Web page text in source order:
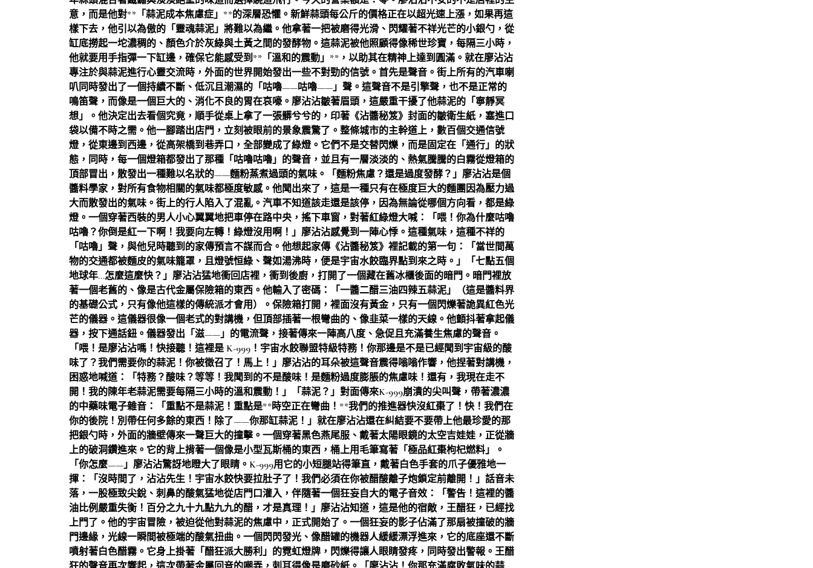
意，而是他對**「蒜泥成本焦慮症」**的深層恐懼。新鮮蒜頭每公斤的價格正在以超光速上漲，如果再這
樣下去，他引以為傲的「靈魂蒜泥」將難以為繼。他拿著一把被磨得光滑、閃耀著不祥光芒的小銀勺，從
缸底撈起一坨濃稠的、顏色介於灰綠與土黃之間的發酵物。這蒜泥被他照顧得像稀世珍寶，每隔三小時，
他就要用手指彈一下缸邊，確保它能感受到**「溫和的震動」**，以助其在精神上達到圓滿。就在廖沾沾
專注於與蒜泥進行心靈交流時，外面的世界開始發出一些不對勁的信號。首先是聲音。街上所有的汽車喇
叭同時發出了一個持續不斷、低沉且潮濕的「咕嚕——咕嚕——」聲。這聲音不是引擎聲，也不是正常的
鳴笛聲，而像是一個巨大的、消化不良的胃在哀嚎。廖沾沾皺著眉頭，這嚴重干擾了他蒜泥的「寧靜冥
想」。他決定出去看個究竟，順手從桌上拿了一張髒兮兮的，印著《沾醬秘笈》封面的皺衛生紙，塞進口
袋以備不時之需。他一腳踏出店門，立刻被眼前的景象震驚了。整條城市的主幹道上，數百個交通信號
燈，從東邊到西邊，從高架橋到巷弄口，全部變成了綠燈。它們不是交替閃爍，而是固定在「通行」的狀
態，同時，每一個燈箱都發出了那種「咕嚕咕嚕」的聲音，並且有一層淡淡的、熱氣騰騰的白霧從燈箱的
頂部冒出，散發出一種難以名狀的——麵粉蒸煮過頭的氣味。「麵粉焦慮？還是過度發酵？」廖沾沾是個
醬料學家，對所有食物相關的氣味都極度敏感。他聞出來了，這是一種只有在極度巨大的麵團因為壓力過
大而散發出的氣味。街上的行人陷入了混亂。汽車不知道該走還是該停，因為無論從哪個方向看，都是綠
燈。一個穿著西裝的男人小心翼翼地把車停在路中央，搖下車窗，對著紅綠燈大喊：「喂！你為什麼咕嚕
咕嚕？你倒是紅一下啊！我要向左轉！綠燈沒用啊！」廖沾沾感覺到一陣心悸。這種氣味，這種不祥的
「咕嚕」聲，與他兒時聽到的家傳預言不謀而合。他想起家傳《沾醬秘笈》裡記載的第一句：「當世間萬
物的交通都被麵皮的氣味籠罩，且燈號恒綠、聲如湯沸時，便是宇宙水餃臨界點到來之時。」「七點五個
地球年…怎麼這麼快？」廖沾沾猛地衝回店裡，衝到後廚，打開了一個藏在舊冰櫃後面的暗門。暗門裡放
著一個老舊的、像是古代金屬保險箱的東西。他輸入了密碼：「一醬二醋三油四辣五蒜泥」（這是醬料界
的基礎公式，只有像他這樣的傳統派才會用）。保險箱打開，裡面沒有黃金，只有一個閃爍著詭異紅色光
芒的儀器。這儀器很像一個老式的對講機，但頂部插著一根彎曲的、像韭菜一樣的天線。他顫抖著拿起儀
器，按下通話鈕。儀器發出「滋——」的電流聲，接著傳來一陣高八度、急促且充滿養生焦慮的聲音。
「喂！是廖沾沾嗎！快接聽！這裡是 K-999！宇宙水餃聯盟特級特務！你那邊是不是已經聞到宇宙級的酸
味了？我們需要你的蒜泥！你被徵召了！馬上！」廖沾沾的耳朵被這聲音震得嗡嗡作響，他捏著對講機，
困惑地喊道：「特務？酸味？等等！我聞到的不是酸味！是麵粉過度膨脹的焦慮味！還有，我現在走不
開！我的陳年老蒜泥需要每隔三小時的溫和震動！」「蒜泥？」對面傳來K-999崩潰的尖叫聲，帶著濃濃
的中藥味電子雜音：「重點不是蒜泥！重點是**時空正在彎曲！**我們的推進器快沒紅棗了！快！我們在
你的後院！別帶任何多餘的東西！除了——你那缸蒜泥！」就在廖沾沾還在糾結要不要帶上他最珍愛的那
把銀勺時，外面的牆壁傳來一聲巨大的撞擊。一個穿著黑色燕尾服、戴著太陽眼鏡的太空吉娃娃，正從牆
上的破洞鑽進來。它的背上揹著一個像是小型瓦斯桶的東西，桶上用毛筆寫著「極品紅棗枸杞燃料」。
「你怎麼——」廖沾沾驚訝地瞪大了眼睛。K-999用它的小短腿站得筆直，戴著白色手套的爪子優雅地一
揮：「沒時間了，沾沾先生！宇宙水餃快要拉肚子了！我們必須在你被醋酸離子炮鎖定前離開！」話音未
落，一股極致尖銳、刺鼻的酸氣猛地從店門口灌入，伴隨著一個狂妄自大的電子音效：「警告！這裡的醬
油比例嚴重失衡！百分之九十九點九九的醋，才是真理！」廖沾沾知道，這是他的宿敵，王醋狂，已經找
上門了。他的宇宙冒險，被迫從他對蒜泥的焦慮中，正式開始了。一個狂妄的影子佔滿了那扇被撞破的牆
門邊緣，光線一瞬間被極端的酸氣扭曲。一個閃閃發光、像醋罐的機器人緩緩漂浮進來，它的底座還不斷
噴射著白色醋霧。它身上掛著「醋狂派大勝利」的霓虹燈牌，閃爍得讓人眼睛發疼，同時發出警報。王醋